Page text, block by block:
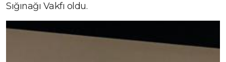
Sığınağı Vakfı oldu.